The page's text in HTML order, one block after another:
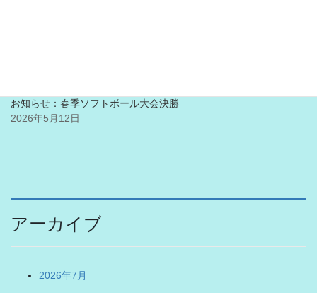
お知らせ：春季ソフトボール大会決勝
2026年5月12日
アーカイブ
2026年7月